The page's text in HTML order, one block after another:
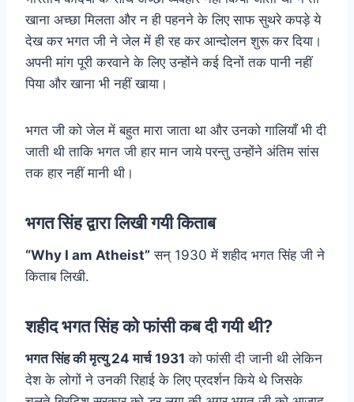
खाना अच्छा मिलता और न ही पहनने के लिए साफ सुथरे कपड़े ये
देख कर भगत जी ने जेल में ही रह कर आन्दोलन शुरू कर दिया।
अपनी मांग पूरी करवाने के लिए उन्होंने कई दिनों तक पानी नहीं
पिया और खाना भी नहीं खाया।
भगत जी को जेल में बहुत मारा जाता था और उनको गालियाँ भी दी
जाती थी ताकि भगत जी हार मान जाये परन्तु उन्होंने अंतिम सांस
तक हार नहीं मानी थी।
भगत सिंह द्वारा लिखी गयी किताब
“Why I am Atheist” सन् 1930 में शहीद भगत सिंह जी ने
किताब लिखी.
शहीद भगत सिंह को फांसी कब दी गयी थी?
भगत सिंह की मृत्यु 24 मार्च 1931 को फांसी दी जानी थी लेकिन
देश के लोगों ने उनकी रिहाई के लिए प्रदर्शन किये थे जिसके